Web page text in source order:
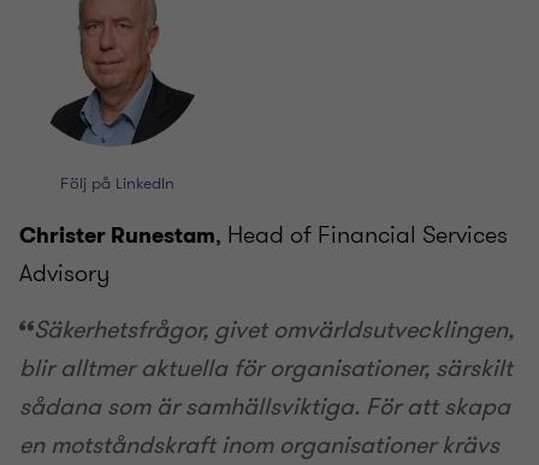
Följ på LinkedIn
Christer Runestam, Head of Financial Services
Advisory
Säkerhetsfrågor, givet omvärldsutvecklingen,
blir alltmer aktuella för organisationer, särskilt
sådana som är samhällsviktiga. För att skapa
en motståndskraft inom organisationer krävs